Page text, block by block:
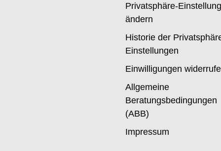
Privatsphäre-
ändern
Historie der
Einstellungen
Einwilligungen
Allgemeine
Beratungsbedingungen
(ABB)
Impressum